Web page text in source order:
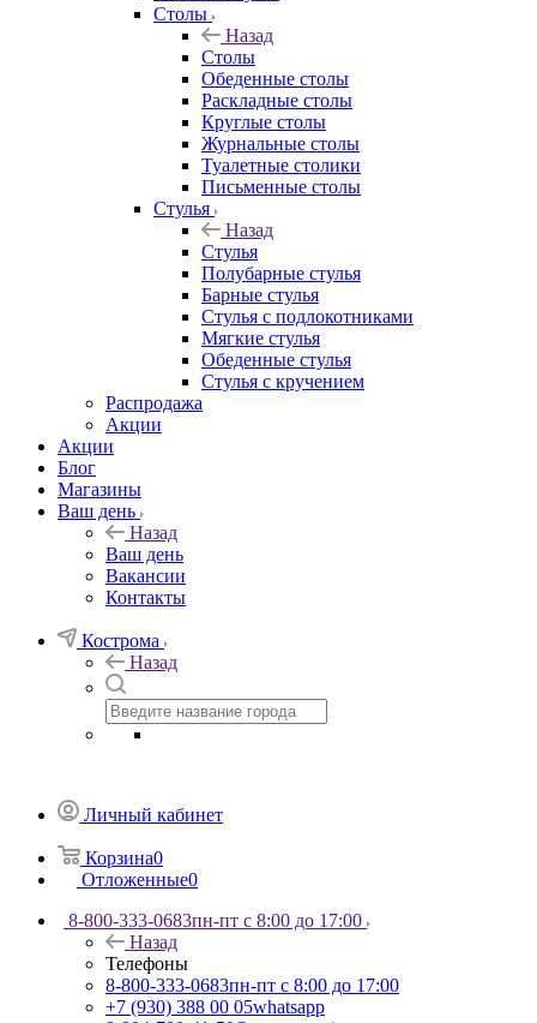
Столы
Назад
Столы
Обеденные столы
Раскладные столы
Круглые столы
Журнальные столы
Туалетные столики
Письменные столы
Стулья
Назад
Стулья
Полубарные стулья
Барные стулья
Стулья с подлокотниками
Мягкие стулья
Обеденные стулья
Стулья с кручением
Распродажа
Акции
Акции
Блог
Магазины
Ваш день
Назад
Ваш день
Вакансии
Контакты
Кострома
Назад
Личный кабинет
Корзина0
Отложенные0
8-800-333-0683пн-пт с 8:00 до 17:00
Назад
Телефоны
8-800-333-0683пн-пт с 8:00 до 17:00
+7 (930) 388 00 05whatsapp